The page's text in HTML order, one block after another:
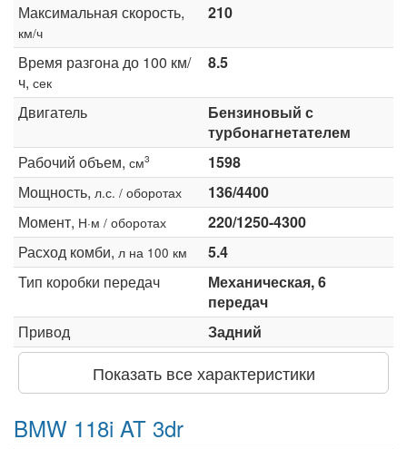
Максимальная скорость,
км/ч
210
Время разгона до 100 км/
ч, сек
8.5
Двигатель
Бензиновый с
турбонагнетателем
Рабочий объем, см3
1598
Мощность, л.с. / оборотах
136/4400
Момент, Н·м / оборотах
220/1250-4300
Расход комби, л на 100 км
5.4
Тип коробки передач
Механическая, 6
передач
Привод
Задний
Показать все характеристики
BMW 118i AT 3dr